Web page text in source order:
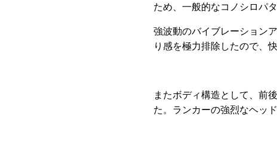
ため、一般的なコノシロパ
強波動のバイブレーション
り感を極力排除したので、
またボディ構造として、前
た。ランカーの強烈なヘッ